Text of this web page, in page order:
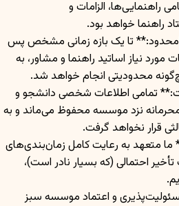
راهنمایی‌ها، الزامات و
راهنما خواهد بود.
تا یک بازه زمانی مشخص پس
مورد نیاز اساتید راهنما و مشاور، به
محدودیتی انجام خواهد شد.
تمامی اطلاعات شخصی دانشجو و
محرمانه نزد موسسه محفوظ می‌ماند و به
قرار نخواهد گرفت.
متعهد به رعایت کامل زمان‌بندی‌های
احتمالی (که بسیار نادر است)،
و اعتماد موسسه سبز